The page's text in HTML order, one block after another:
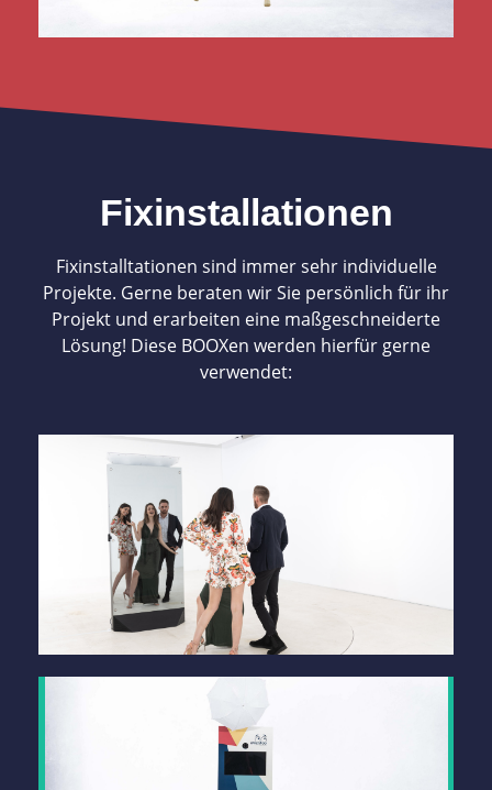
Fixinstallationen
Fixinstalltationen sind immer sehr individuelle
Projekte. Gerne beraten wir Sie persönlich für ihr
Projekt und erarbeiten eine maßgeschneiderte
Lösung! Diese BOOXen werden hierfür gerne
verwendet:
spiegelBOOX XXL
Fotografierender Riesenspiegel sorgt für
Glamour
mehr Infos
mehr Infos